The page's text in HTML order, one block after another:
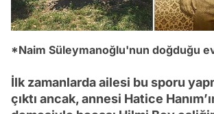
*Naim Süleymanoğlu'nun doğduğu
İlk zamanlarda ailesi bu sporu
çıktı ancak, annesi Hatice